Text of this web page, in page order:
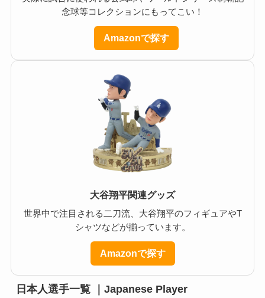
念球等コレクションにもってこい！
Amazonで探す
大谷翔平関連グッズ
世界中で注目される二刀流、大谷翔平のフィギュアやT
シャツなどが揃っています。
Amazonで探す
日本人選手一覧 ｜Japanese Player